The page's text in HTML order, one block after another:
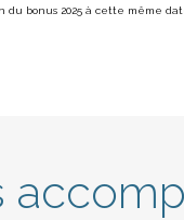
bonus 2025 à cette même